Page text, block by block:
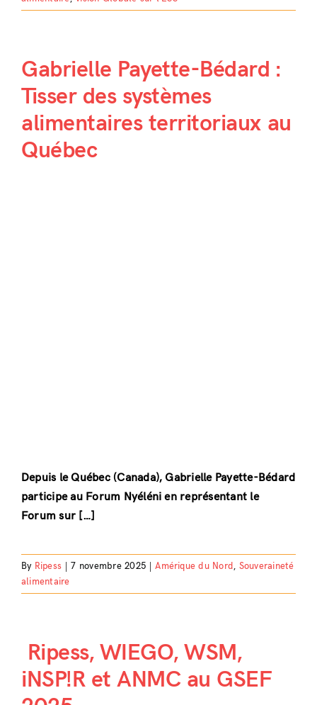
Gabrielle Payette-Bédard :
Tisser des systèmes
alimentaires territoriaux au
Québec
Depuis le Québec (Canada), Gabrielle Payette-Bédard
participe au Forum Nyéléni en représentant le
Forum sur […]
By Ripess 7 novembre 2025 Amérique du Nord, Souveraineté
alimentaire
Ripess, WIEGO, WSM,
iNSP!R et ANMC au GSEF